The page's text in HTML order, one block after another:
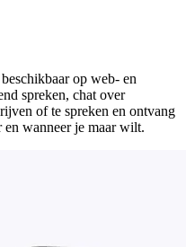
op web- en
spreken, chat over
of te spreken en ontvang
en wanneer je maar wilt.